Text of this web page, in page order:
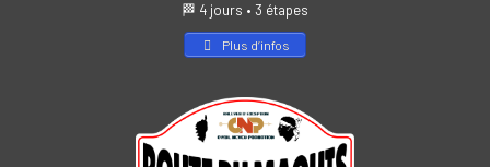
🏁 4 jours • 3 étapes
Plus d’infos